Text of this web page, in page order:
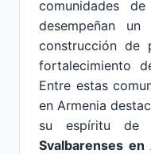
comunidades
desempeñan
construcción de
fortalecimiento
Entre estas
en Armenia
su espíritu de
Svalbarenses en